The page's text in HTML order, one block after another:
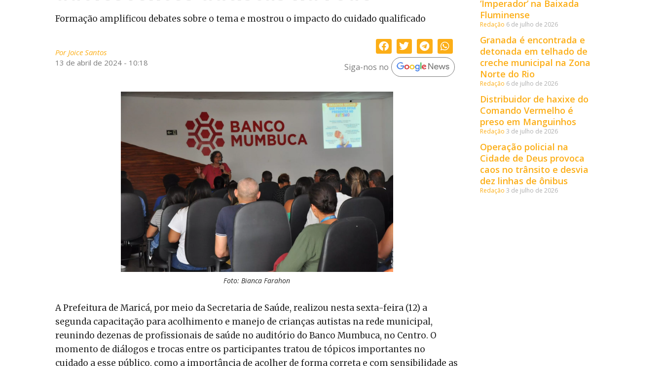
Formação amplificou debates sobre o tema e mostrou o impacto do cuidado qualificado
PorJoice Santos
13 de abril de 2024 - 10:18
Siga-nos no
Foto: Bianca Farahon
A Prefeitura de Maricá, por meio da Secretaria de Saúde, realizou nesta sexta-feira (12) a
segunda capacitação para acolhimento e manejo de crianças autistas na rede municipal,
reunindo dezenas de profissionais de saúde no auditório do Banco Mumbuca, no Centro. O
momento de diálogos e trocas entre os participantes tratou de tópicos importantes no
cuidado a esse público, como a importância de acolher de forma correta e com sensibilidade as
‘Imperador’ na Baixada
Fluminense
Redação 6 de julho de 2026
Granada é encontrada e
detonada em telhado de
creche municipal na Zona
Norte do Rio
Redação 6 de julho de 2026
Distribuidor de haxixe do
Comando Vermelho é
preso em Manguinhos
Redação 3 de julho de 2026
Operação policial na
Cidade de Deus provoca
caos no trânsito e desvia
dez linhas de ônibus
Redação 3 de julho de 2026